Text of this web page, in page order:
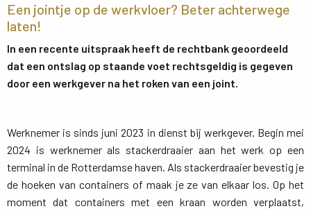
Een jointje op de werkvloer? Beter achterwege
laten!
In een recente uitspraak heeft de rechtbank geoordeeld
dat een ontslag op staande voet rechtsgeldig is gegeven
door een werkgever na het roken van een joint.
Werknemer is sinds juni 2023 in dienst bij werkgever. Begin mei
2024 is werknemer als stackerdraaier aan het werk op een
terminal in de Rotterdamse haven. Als stackerdraaier bevestig je
de hoeken van containers of maak je ze van elkaar los. Op het
moment dat containers met een kraan worden verplaatst,